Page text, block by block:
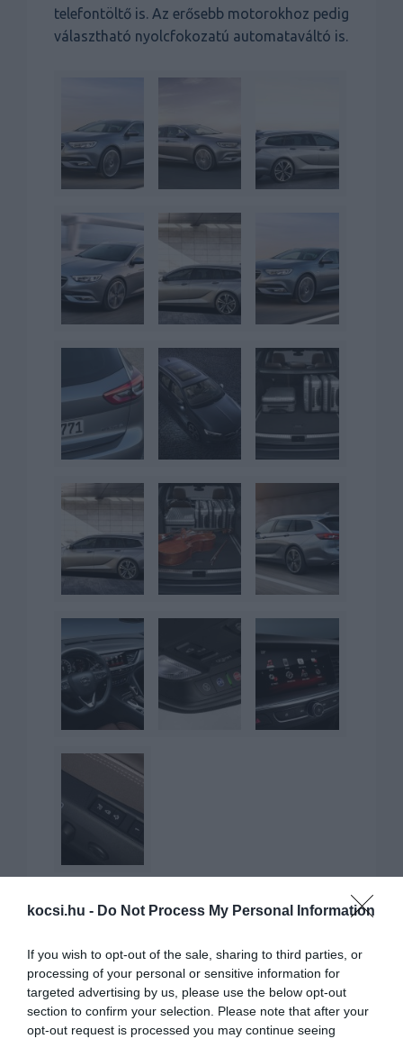
kocsi.hu - Do Not Process My Personal Information
If you wish to opt-out of the sale, sharing to third parties, or
processing of your personal or sensitive information for
targeted advertising by us, please use the below opt-out
section to confirm your selection. Please note that after your
opt-out request is processed you may continue seeing
telefontöltő is. Az erősebb motorokhoz pedig
választható nyolcfokozatú automataváltó is.
KAPCSOLÓDÓ CIKKEK